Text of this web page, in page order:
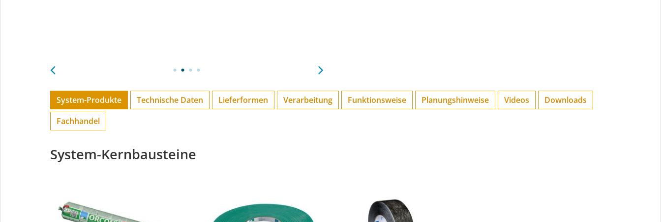
System-Produkte Technische Daten Lieferformen Verarbeitung Funktions­weise Planungs­hinweise Videos
Downloads
Fachhandel
System-Kernbausteine